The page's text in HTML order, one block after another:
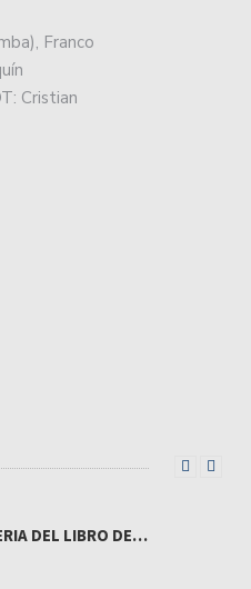
Franco
Cristian
DEL LIBRO DE…